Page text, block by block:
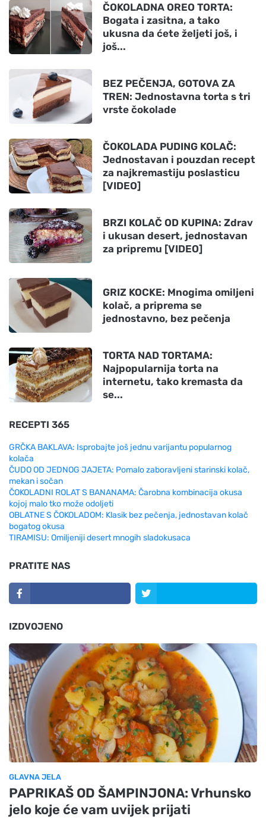
ČOKOLADNA OREO TORTA:
Bogata i zasitna, a tako
ukusna da ćete željeti još, i
još...
BEZ PEČENJA, GOTOVA ZA
TREN: Jednostavna torta s tri
vrste čokolade
ČOKOLADA PUDING KOLAČ:
Jednostavan i pouzdan recept
za najkremastiju poslasticu
[VIDEO]
BRZI KOLAČ OD KUPINA: Zdrav
i ukusan desert, jednostavan
za pripremu [VIDEO]
GRIZ KOCKE: Mnogima omiljeni
kolač, a priprema se
jednostavno, bez pečenja
TORTA NAD TORTAMA:
Najpopularnija torta na
internetu, tako kremasta da
se...
RECEPTI 365
GRČKA BAKLAVA: Isprobajte još jednu varijantu popularnog
kolača
ČUDO OD JEDNOG JAJETA: Pomalo zaboravljeni starinski kolač,
mekan i sočan
ČOKOLADNI ROLAT S BANANAMA: Čarobna kombinacija okusa
kojoj malo tko može odoljeti
OBLATNE S ČOKOLADOM: Klasik bez pečenja, jednostavan kolač
bogatog okusa
TIRAMISU: Omiljeniji desert mnogih sladokusaca
PRATITE NAS
IZDVOJENO
GLAVNA JELA
PAPRIKAŠ OD ŠAMPINJONA: Vrhunsko
jelo koje će vam uvijek prijati